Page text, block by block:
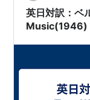
英日対訳：ベ
Music(1946)